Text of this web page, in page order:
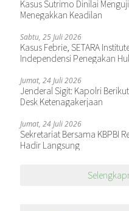
Kasus Sutrimo Dinilai
Menegakkan Keadilan
Sabtu, 25 Juli 2026
Kasus Febrie, SETARA
Independensi Penegakan
Jumat, 24 Juli 2026
Jenderal Sigit: Kapolri
Desk Ketenagakerjaan
Jumat, 24 Juli 2026
Sekretariat Bersama KBPBI
Hadir Langsung